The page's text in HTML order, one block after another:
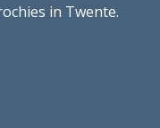
in Twente.